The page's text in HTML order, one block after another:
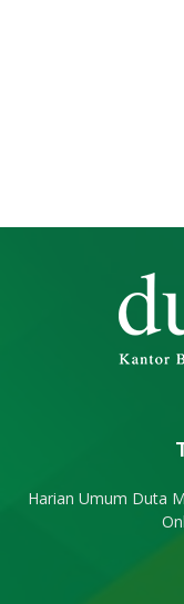
Harian Umum Duta